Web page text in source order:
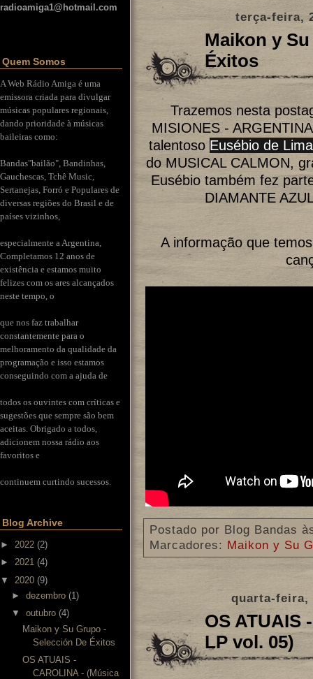
radioamiga1@hotmail.com
Quem Somos
A Web Rádio Amiga é uma
emissora criada para divulgar
músicas populares regionais,
dando prioridade à músicas
baileiras como:
Bandas"bailão", Bandinhas,
Gauchescas, Tchê Music,
Sertanejas, Forró e Populares de
diversas regiões do Brasil e de
países vizinhos,
especialmente a Argentina,
Completamos 12 anos de
existência e estamos muito
felizes com os ares alcançados
neste tempo, o
que nos faz trabalhar
constantemente para o
melhoramento da qualidade da
programação e isso estamos
conseguindo com a ajuda de
todos os ouvintes com críticas e
sugestões que sempre são bem
aceitas. Obrigado a todos,
adicionem nossa rádio aos
favoritos e
continuem curtindo sucessos.
Blog Archive
► 2022 (2)
► 2021 (4)
▼ 2020 (9)
► dezembro (1)
▼ outubro (4)
Maikon y Su Grupo -
Selección De Éxitos
OS ATUAIS -
CAROLINA - (Música
terça-feira,
Maikon y
Éxitos
Trazemos nesta
MISIONES -
talentoso Eusébio de
do MUSICAL CALMON,
Eusébio também fez
DIAMANTE
A informação que
Postado por Blog Bandas
Marcadores: Maikon y Su
quarta-feira,
OS ATUAIS
LP vol. 05)